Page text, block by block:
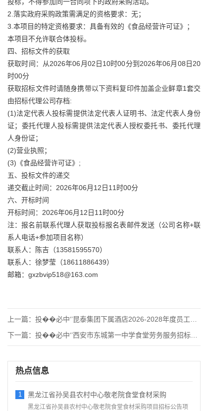
2.落实政府采购政策需满足的资格要求：无；
3.本项目的特定资格要求：具备有效的《食品经营许可证》；
本项目不允许联合体投标。
四、招标文件的获取
获取时间：从2026年06月02日10时00分到2026年06月08日20
时00分
获取招标文件时请随身携带以下资料复印件加盖企业鲜章1套交
由招标代理公司存档:
(1)法定代表人投标需提供法定代表人证明书、法定代表人身份
证；委托代理人投标需提供法定代表人授权委托书、委托代理
人身份证；
(2)营业执照；
(3)《食品经营许可证》;
五、投标文件的递交
递交截止时间：2026年06月12日11时00分
六、开标时间
开标时间：2026年06月12日11时00分
注：报名前联系代理人获取投标报名表邮件发送（公司名称+联
系人电话+参加项目名称）
联系人：陈吉（13581595570）
联系人：徐梦莹（18611886439）
邮箱：gxzbvip518@163.com
上一篇： 投��必中‘’昆泰集团下属酒店2026-2028年度员工工服
下一篇： 投��必中‘’西安市东城第一中学食堂劳务服务招标公告
热点信息
1 黑龙江省孙吴县农村中心敬老院食堂食材采购
黑龙江省孙吴县农村中心敬老院食堂食材采购项目招标公告项